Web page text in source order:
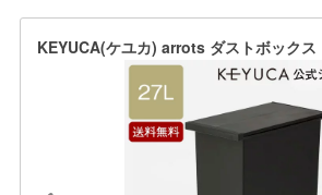
KEYUCA(ケユカ) arrots ダストボックス